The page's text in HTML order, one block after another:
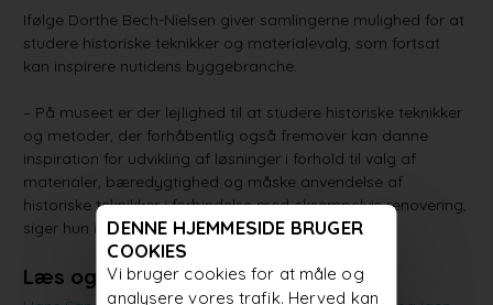
Ifølge Dorthe Bech-Nielsen giver samlingerne mulighed for at
studere historiske teknikker og materialevalg, som fortsat
kan inspirere nutidens byggebranche.
– På museet er der lejlighed til at studere historiske teknikker
og metoder, der forhåbentlig også fremover kan danne
inspiration for udvikling af løsninger i forhold til valg af
materialer, bæredygtighed og måske anvendelse af
historiske teknikker i forbindelse med eksempelvis renovering,
siger hun i en pressemeddelelse.
Læs også:
DENNE HJEMMESIDE BRUGER
COOKIES
Vi bruger cookies for at måle og
analysere vores trafik. Herved kan